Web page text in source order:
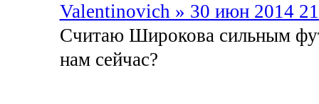
Valentinovich » 30 июн 2014
Считаю Широкова сильным
нам сейчас?